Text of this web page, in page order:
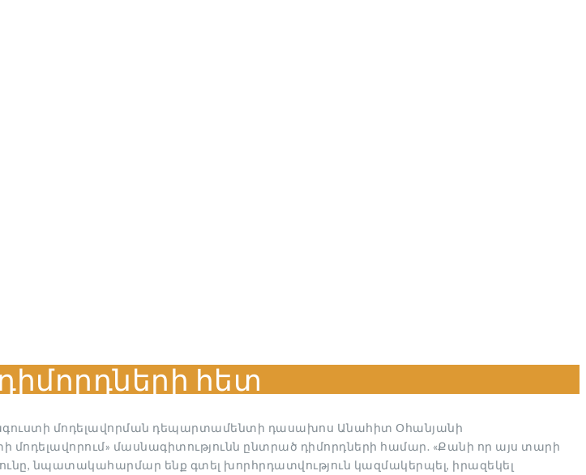
հետ
մոդելավորման դեպարտամենտի դասախոս Անահիտ Օհանյանի
մոդելավորում» մասնագիտությունն ընտրած դիմորդների համար. «Քանի որ այս տարի
նպատակահարմար ենք գտել խորհրդատվություն կազմակերպել, իրազեկել